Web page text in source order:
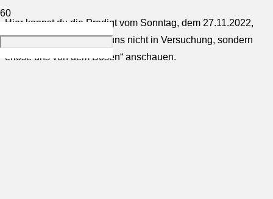
Hier kannst du die Predigt vom Sonntag, dem 27.11.2022,
zum Thema: „Und führe uns nicht in Versuchung, sondern
erlöse uns von dem Bösen“ anschauen.